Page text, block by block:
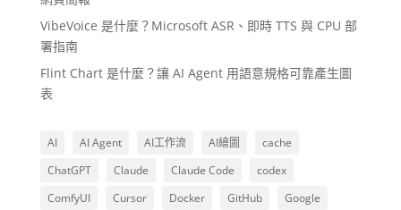
VibeVoice 是什麼？Microsoft ASR、即時 TTS 與 CPU 部
署指南
Flint Chart 是什麼？讓 AI Agent 用語意規格可靠產生圖
表
AI AI Agent AI工作流 AI繪圖
cache
ChatGPT
Claude Claude Code
codex
ComfyUI
Cursor Docker GitHub
Google